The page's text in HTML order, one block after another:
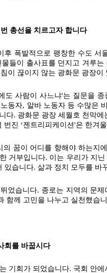
총선을 치르고자 합니다
폭발적으로 팽창한 수도
들이 출사표를 던지고 겨루
이 끊이지 않는 광화문 광장이
도 사람이 사느냐'는 질문을
동자, 알바 노동자 등 수많은
다. 광화문 광장 세월호 천막
진 ‘젠트리피케이션'은 한겨
꿈이 어디를 향해야 하는
거부입니다. 이는 우리가 지
습니다. 삶과 정치 모두를 바
었습니다. 종로는 지역의 문
함께 고민을 나누고 실천했습
회를 바꿉시다
기회가 되었습니다. 국회 안